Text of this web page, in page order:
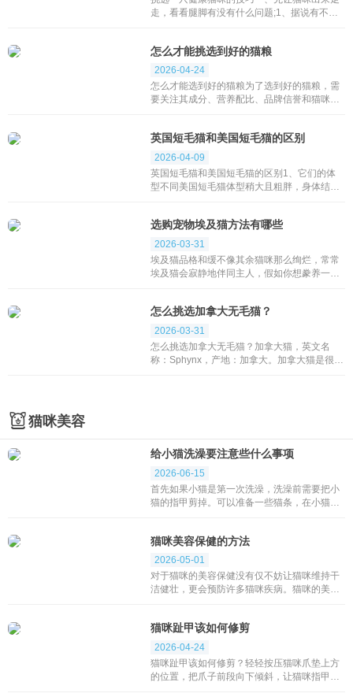
走，看看腿脚有没有什么问题;1、据说有不良
较活跃，有些...
怎么才能挑选到好的猫粮
2026-04-24
怎么才能选到好的猫粮为了选到好的猫粮，需
要关注其成分、营养配比、品牌信誉和猫咪的
英国短毛猫和美国短毛猫的区别
2026-04-09
英国短毛猫和美国短毛猫的区别1、它们的体
型不同美国短毛猫体型稍大且粗胖，身体结
布在全身。英国...
选购宠物埃及猫方法有哪些
2026-03-31
埃及猫品格和缓不像其余猫咪那么绚烂，常常
埃及猫会寂静地伴同主人，假如你想豢养一只
道求许多方...
怎么挑选加拿大无毛猫？
2026-03-31
怎么挑选加拿大无毛猫？加拿大猫，英文名
称：Sphynx，产地：加拿大。加拿大猫是很稀
猫咪美容
给小猫洗澡要注意些什么事项
2026-06-15
首先如果小猫是第一次洗澡，洗澡前需要把小
猫的指甲剪掉。可以准备一些猫条，在小猫洗
能让猫...
猫咪美容保健的方法
2026-05-01
对于猫咪的美容保健没有仅不妨让猫咪维持干
洁健壮，更会预防许多猫咪疾病。猫咪的美容
些呢？1、猫...
猫咪趾甲该如何修剪
2026-04-24
猫咪趾甲该如何修剪？轻轻按压猫咪爪垫上方
的位置，把爪子前段向下倾斜，让猫咪指甲伸